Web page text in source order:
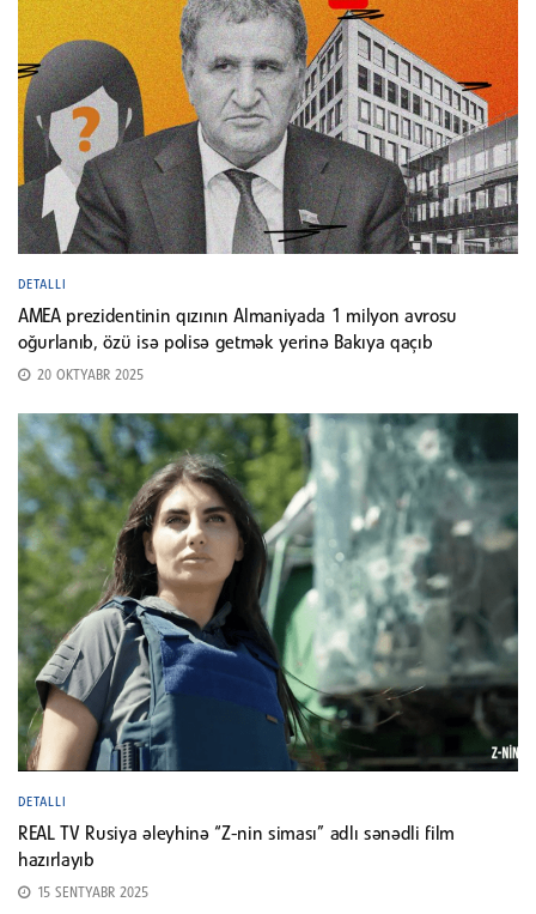
DETALLI
AMEA prezidentinin qızının Almaniyada 1 milyon avrosu
oğurlanıb, özü isə polisə getmək yerinə Bakıya qaçıb
20 OKTYABR 2025
DETALLI
REAL TV Rusiya əleyhinə “Z-nin siması” adlı sənədli film
hazırlayıb
15 SENTYABR 2025